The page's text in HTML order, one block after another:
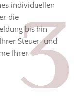
individuellen
die
bis hin
Steuer- und
Ihrer